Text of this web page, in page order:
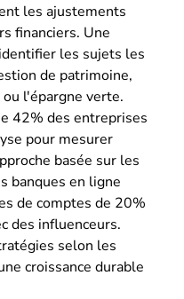
les ajustements
financiers. Une
les sujets les
de patrimoine,
l'épargne verte.
42% des entreprises
pour mesurer
basée sur les
banques en ligne
de comptes de 20%
des influenceurs.
selon les
croissance durable